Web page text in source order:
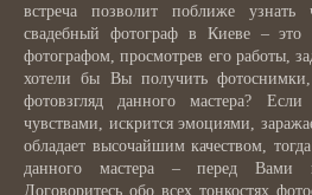
встреча позволит поближе узнать
свадебный фотограф в Киеве – это
фотографом, просмотрев его работы,
хотели бы Вы получить
фотовзгляд данного мастера?
чувствами, искрится эмоциями,
обладает высочайшим качеством,
данного мастера – перед Вами
Договоритесь обо всех тонкостях